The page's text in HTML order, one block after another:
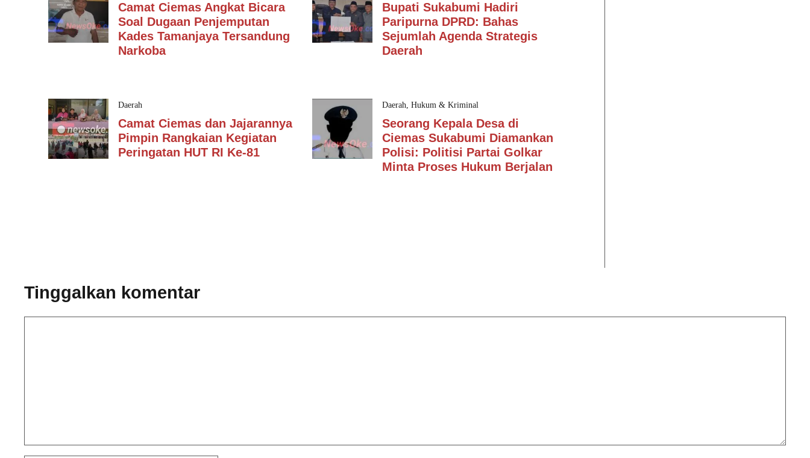
Camat Ciemas Angkat Bicara
Soal Dugaan Penjemputan
Kades Tamanjaya Tersandung
Narkoba
Bupati Sukabumi Hadiri
Paripurna DPRD: Bahas
Sejumlah Agenda Strategis
Daerah
Daerah
Camat Ciemas dan Jajarannya
Pimpin Rangkaian Kegiatan
Peringatan HUT RI Ke-81
Daerah, Hukum & Kriminal
Seorang Kepala Desa di
Ciemas Sukabumi Diamankan
Polisi: Politisi Partai Golkar
Minta Proses Hukum Berjalan
Tinggalkan komentar